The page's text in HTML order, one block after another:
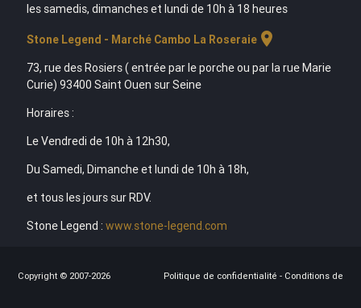
les samedis, dimanches et lundi de 10h à 18 heures
Stone Legend - Marché Cambo La Roseraielocation_on
73, rue des Rosiers ( entrée par le porche ou par la rue Marie
Curie) 93400 Saint Ouen sur Seine
Horaires :
Le Vendredi de 10h à 12h30,
Du Samedi, Dimanche et lundi de 10h à 18h,
et tous les jours sur RDV.
Stone Legend : www.stone-legend.com
Copyright © 2007-2026 Politique de confidentialité - Conditions de